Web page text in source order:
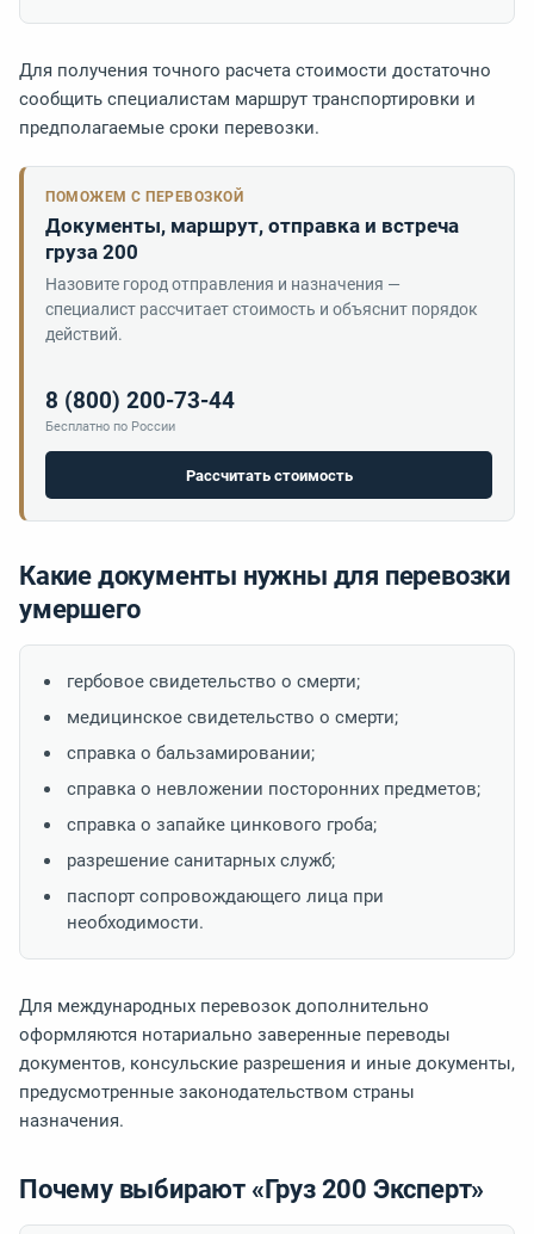
Для получения точного расчета стоимости достаточно
сообщить специалистам маршрут транспортировки и
предполагаемые сроки перевозки.
ПОМОЖЕМ С ПЕРЕВОЗКОЙ
Документы, маршрут, отправка и встреча
груза 200
Назовите город отправления и назначения —
специалист рассчитает стоимость и объяснит порядок
действий.
8 (800) 200-73-44
Бесплатно по России
Рассчитать стоимость
Какие документы нужны для перевозки
умершего
гербовое свидетельство о смерти;
медицинское свидетельство о смерти;
справка о бальзамировании;
справка о невложении посторонних предметов;
справка о запайке цинкового гроба;
разрешение санитарных служб;
паспорт сопровождающего лица при
необходимости.
Для международных перевозок дополнительно
оформляются нотариально заверенные переводы
документов, консульские разрешения и иные документы,
предусмотренные законодательством страны
назначения.
Почему выбирают «Груз 200 Эксперт»